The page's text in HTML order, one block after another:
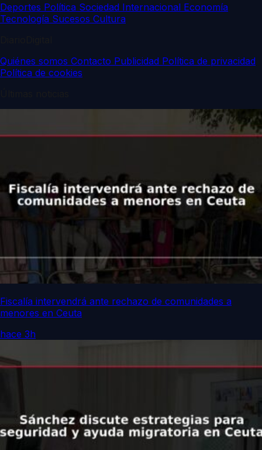
Deportes Política Sociedad Internacional Economía
Tecnología Sucesos Cultura
Quiénes somos Contacto Publicidad Política de privacidad
Política de cookies
Fiscalía intervendrá ante rechazo de comunidades a
menores en Ceuta
hace 3h